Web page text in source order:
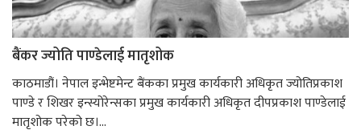
बैंकर ज्योति पाण्डेलाई मातृशोक
काठमाडौं। नेपाल इन्भेष्टमेन्ट बैंकका प्रमुख कार्यकारी अधिकृत ज्योतिप्रकाश
पाण्डे र शिखर इन्स्योरेन्सका प्रमुख कार्यकारी अधिकृत दीपप्रकाश पाण्डेलाई
मातृशोक परेको छ।...